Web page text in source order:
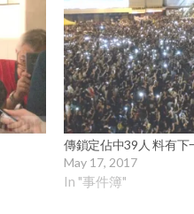
傳鎖定佔中39人 料有下
May 17, 2017
In "事件簿"